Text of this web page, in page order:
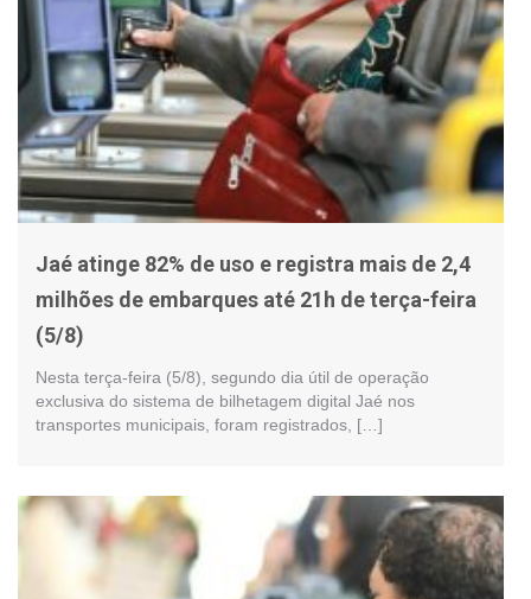
Jaé atinge 82% de uso e registra mais de 2,4
milhões de embarques até 21h de terça-feira
(5/8)
Nesta terça-feira (5/8), segundo dia útil de operação
exclusiva do sistema de bilhetagem digital Jaé nos
transportes municipais, foram registrados, […]